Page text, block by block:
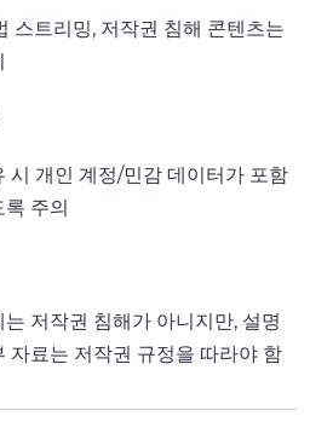
스트리밍, 저작권 침해 콘텐츠는
시 개인 계정/민감 데이터가 포함
록 주의
는 저작권 침해가 아니지만, 설명
자료는 저작권 규정을 따라야 함